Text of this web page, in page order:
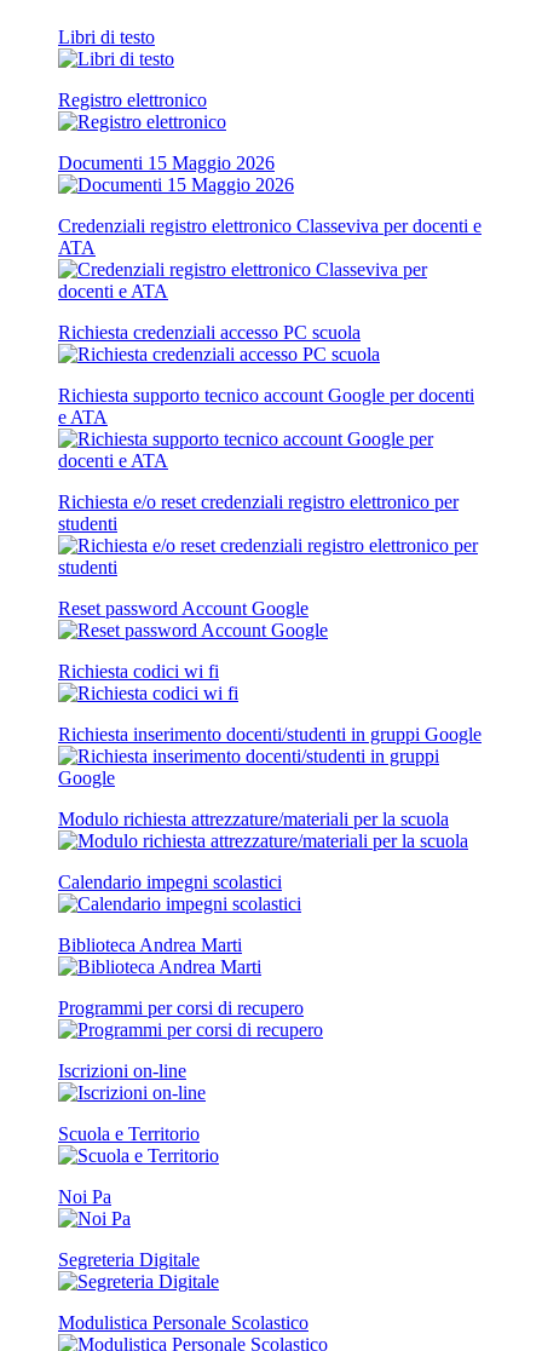
Libri di testo
Registro elettronico
Documenti 15 Maggio 2026
Credenziali registro elettronico Classeviva per docenti e
ATA
Richiesta credenziali accesso PC scuola
Richiesta supporto tecnico account Google per docenti
e ATA
Richiesta e/o reset credenziali registro elettronico per
studenti
Reset password Account Google
Richiesta codici wi fi
Richiesta inserimento docenti/studenti in gruppi Google
Modulo richiesta attrezzature/materiali per la scuola
Calendario impegni scolastici
Biblioteca Andrea Marti
Programmi per corsi di recupero
Iscrizioni on-line
Scuola e Territorio
Noi Pa
Segreteria Digitale
Modulistica Personale Scolastico